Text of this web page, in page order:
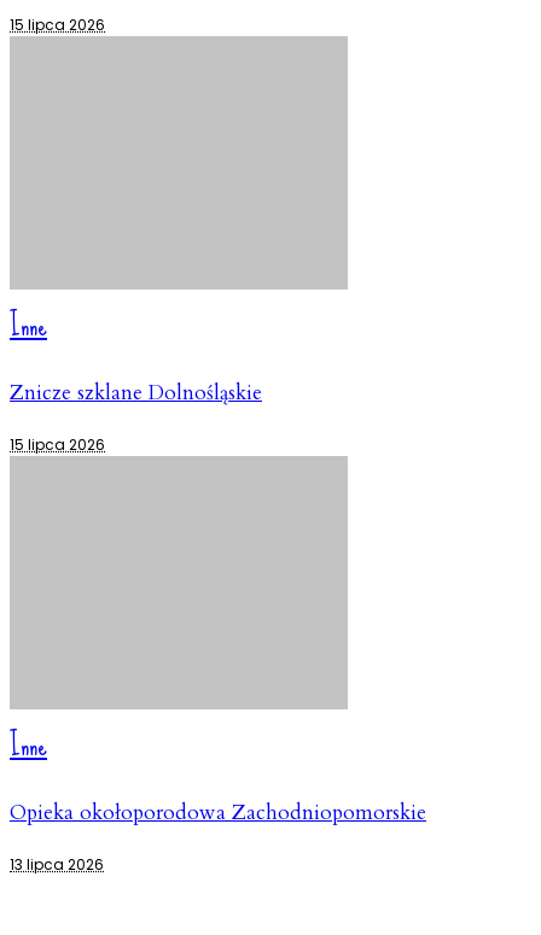
15 lipca 2026
Inne
Znicze szklane Dolnośląskie
15 lipca 2026
Inne
Opieka okołoporodowa Zachodniopomorskie
13 lipca 2026